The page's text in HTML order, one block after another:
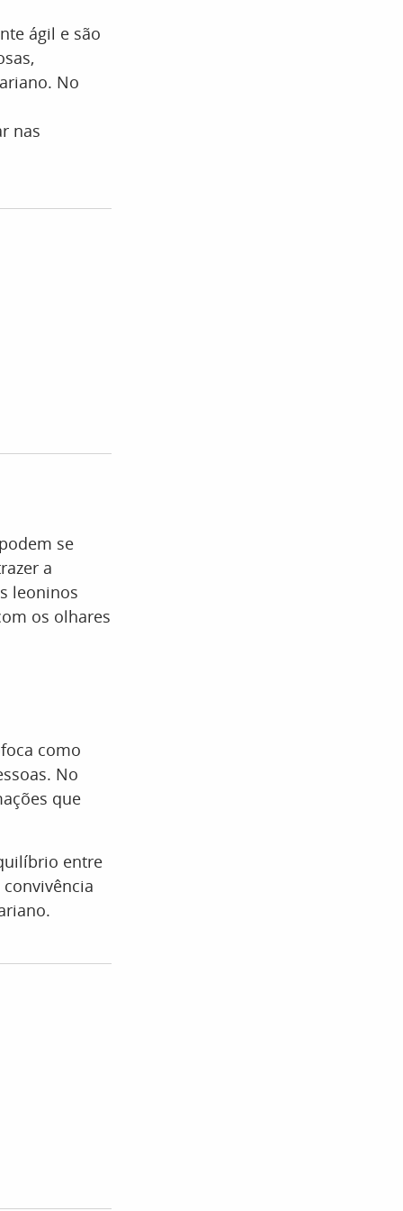
ágil e são
No
nas
se
a
leoninos
os olhares
como
No
que
entre
convivência